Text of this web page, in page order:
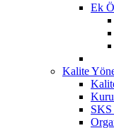
Ek
Kalite